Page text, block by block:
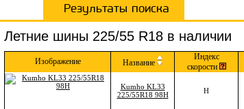
Результаты поиска
Летние шины 225/55 R18 в наличии
Изображение Название
Индекс
скорости
Kumho KL33
225/55R18 98H
H